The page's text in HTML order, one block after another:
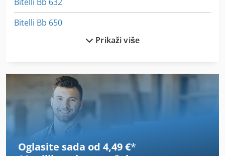
Bitelli Bb 650
Bitelli Sf 60
Bobcat S 630
Boehringer Dus 560 Ti
Hitachi Seiki Hg 630
Prikaži više
Oglasite sada od 4,49 €*